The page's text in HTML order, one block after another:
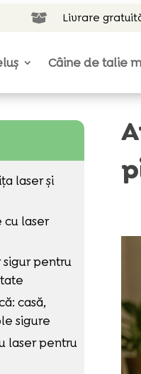
 Livrare
Câine de talie
laser și
cu laser
pentru
casă,
sigure
laser pentru